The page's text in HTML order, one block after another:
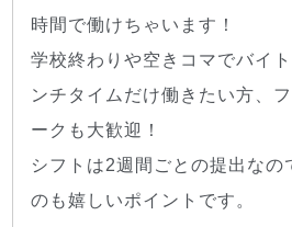
時間で働けちゃいます！
学校終わりや空きコマでバイ
ンチタイムだけ働きたい方、
ークも大歓迎！
シフトは2週間ごとの提出なの
のも嬉しいポイントです。